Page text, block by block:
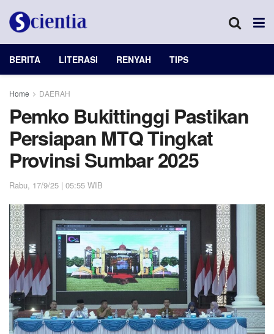
BERITA LITERASI RENYAH TIPS
Home DAERAH
Pemko Bukittinggi Pastikan
Persiapan MTQ Tingkat
Provinsi Sumbar 2025
Rabu, 17/9/25 | 05:55 WIB